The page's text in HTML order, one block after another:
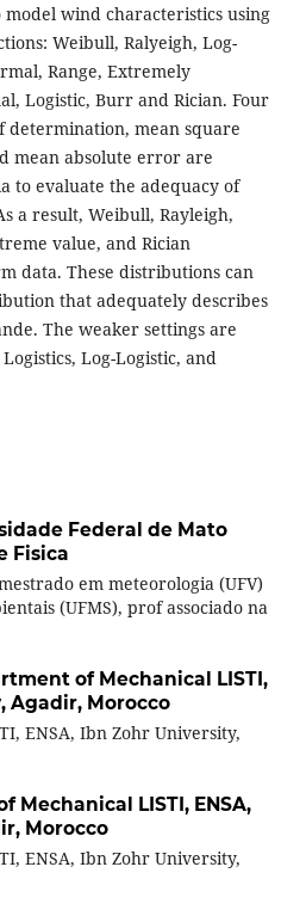
wind characteristics using
Weibull, Ralyeigh, Log-
Range, Extremely
Logistic, Burr and Rician. Four
determination, mean square
mean absolute error are
to evaluate the adequacy of
a result, Weibull, Rayleigh,
value, and Rician
data. These distributions can
that adequately describes
The weaker settings are
Log-Logistic, and
Federal de Mato
Fisica
em meteorologia (UFV)
(UFMS), prof associado na
of Mechanical LISTI,
Agadir, Morocco
ENSA, Ibn Zohr University,
Mechanical LISTI, ENSA,
Morocco
ENSA, Ibn Zohr University,